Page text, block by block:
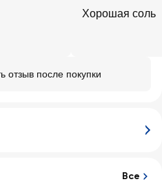
Хорошая соль
отзыв после покупки
Все